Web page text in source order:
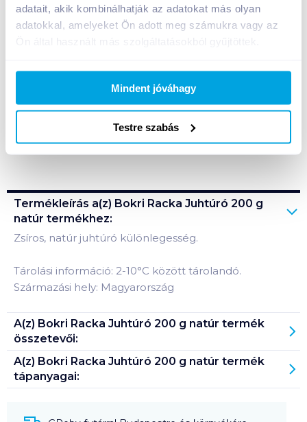
adatait, akik kombinálhatják az adatokat más olyan
adatokkal, amelyeket Ön adott meg számukra vagy az
Ön által használt más szolgáltatásokból gyűjtöttek.
Mindent jóváhagy
Testre szabás
Termékleírás a(z) Bokri Racka Juhtúró 200 g
natúr termékhez:
Zsíros, natúr juhtúró különlegesség.
Tárolási információ: 2-10°C között tárolandó.
Származási hely: Magyarország
A(z) Bokri Racka Juhtúró 200 g natúr termék
összetevői:
A(z) Bokri Racka Juhtúró 200 g natúr termék
tápanyagai: